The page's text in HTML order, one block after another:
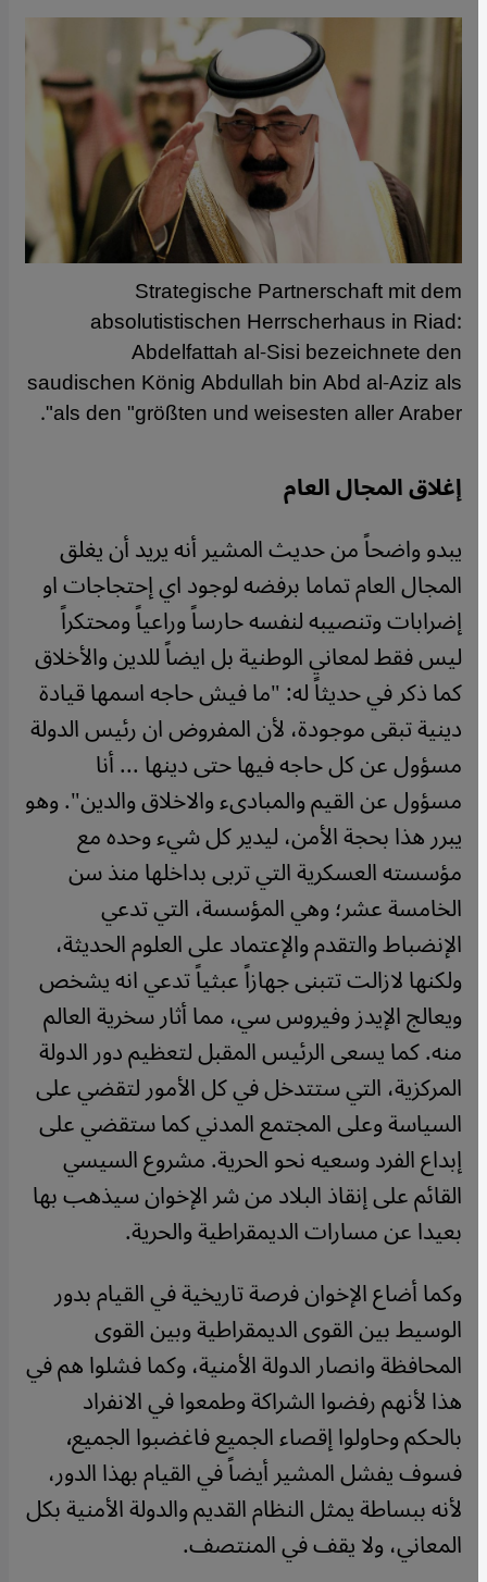
Strategische Partnerschaft mit dem
absolutistischen Herrscherhaus in Riad:
Abdelfattah al-Sisi bezeichnete den
saudischen König Abdullah bin Abd al-Aziz als
als den "größten und weisesten aller Araber".
إغلاق المجال العام
يبدو واضحاً من حديث المشير أنه يريد أن يغلق
المجال العام تماما برفضه لوجود اي إحتجاجات او
إضرابات وتنصيبه لنفسه حارساً وراعياً ومحتكراً
ليس فقط لمعاني الوطنية بل ايضاً للدين والأخلاق
كما ذكر في حديثاً له: "ما فيش حاجه اسمها قيادة
دينية تبقى موجودة، لأن المفروض ان رئيس الدولة
مسؤول عن كل حاجه فيها حتى دينها ... أنا
مسؤول عن القيم والمبادىء والاخلاق والدين". وهو
يبرر هذا بحجة الأمن، ليدير كل شيء وحده مع
مؤسسته العسكرية التي تربى بداخلها منذ سن
الخامسة عشر؛ وهي المؤسسة، التي تدعي
الإنضباط والتقدم والإعتماد على العلوم الحديثة،
ولكنها لازالت تتبنى جهازاً عبثياً تدعي انه يشخص
ويعالج الإيدز وفيروس سي، مما أثار سخرية العالم
منه. كما يسعى الرئيس المقبل لتعظيم دور الدولة
المركزية، التي ستتدخل في كل الأمور لتقضي على
السياسة وعلى المجتمع المدني كما ستقضي على
إبداع الفرد وسعيه نحو الحرية. مشروع السيسي
القائم على إنقاذ البلاد من شر الإخوان سيذهب بها
بعيدا عن مسارات الديمقراطية والحرية.
وكما أضاع الإخوان فرصة تاريخية في القيام بدور
الوسيط بين القوى الديمقراطية وبين القوى
المحافظة وانصار الدولة الأمنية، وكما فشلوا هم في
هذا لأنهم رفضوا الشراكة وطمعوا في الانفراد
بالحكم وحاولوا إقصاء الجميع فاغضبوا الجميع٬
فسوف يفشل المشير أيضاً في القيام بهذا الدور،
لأنه ببساطة يمثل النظام القديم والدولة الأمنية بكل
المعاني، ولا يقف في المنتصف.